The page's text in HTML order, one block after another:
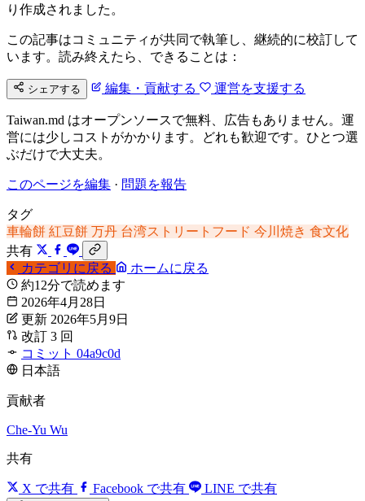
り作成されました。
この記事はコミュニティが共同で執筆し、継続的に校訂して
います。読み終えたら、できることは：
シェアする 編集・貢献する 運営を支援する
Taiwan.md はオープンソースで無料、広告もありません。運
営には少しコストがかかります。どれも歓迎です。ひとつ選
ぶだけで大丈夫。
このページを編集 · 問題を報告
タグ
車輪餅 紅豆餅 万丹 台湾ストリートフード 今川焼き 食文化
共有
カテゴリに戻る
ホームに戻る
約12分で読めます
2026年4月28日
更新 2026年5月9日
改訂 3 回
コミット 04a9c0d
日本語
貢献者
Che-Yu Wu
共有
X で共有 Facebook で共有 LINE で共有